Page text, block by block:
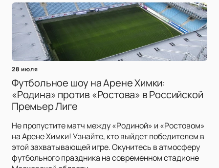
28 июля
Футбольное шоу на Арене Химки:
«Родина» против «Ростова» в Российской
Премьер Лиге
Не пропустите матч между «Родиной» и «Ростовом»
на Арене Химки! Узнайте, кто выйдет победителем в
этой захватывающей игре. Окунитесь в атмосферу
футбольного праздника на современном стадионе